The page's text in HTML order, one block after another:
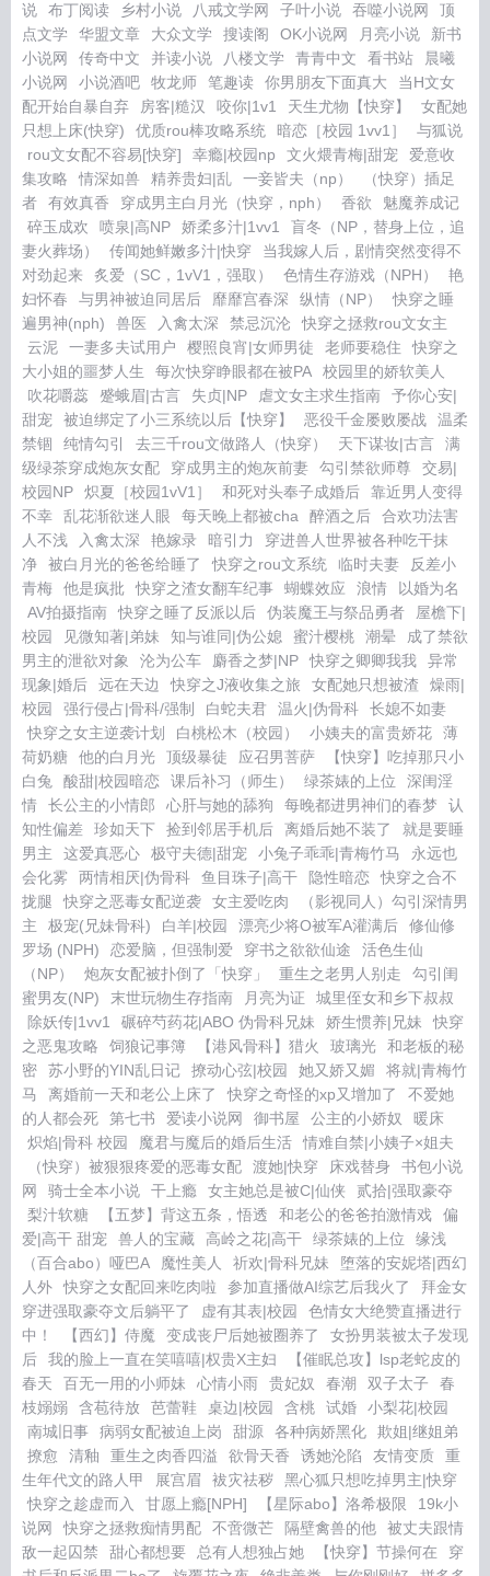
说
布丁阅读 乡村小说 八戒文学网 子叶小说 吞噬小说网
顶
点文学
华盟文章 大众文学 搜读阁 OK小说网 月亮小说
新书
小说网
传奇中文 并读小说 八楼文学 青青中文 看书站
晨曦
小说网
小说酒吧 牧龙师 笔趣读 你男朋友下面真大
当H文女
配开始自暴自弃
房客|糙汉 咬你|1v1 天生尤物【快穿】
女配她
只想上床(快穿)
优质rou棒攻略系统 暗恋［校园 1vv1］
与狐说
rou文女配不容易[快穿]
幸瘾|校园np 文火煨青梅|甜宠
爱意收
集攻略
情深如兽 精养贵妇|乱 一妾皆夫（np）
（快穿）插足
者
有效真香 穿成男主白月光（快穿，nph） 香欲
魅魔养成记
碎玉成欢
喷泉|高NP 娇柔多汁|1vv1
盲冬（NP，替身上位，追
妻火葬场）
传闻她鲜嫩多汁|快穿
当我嫁人后，剧情突然变得不
对劲起来
炙爱（SC，1vV1，强取） 色情生存游戏（NPH）
艳
妇怀春
与男神被迫同居后 靡靡宫春深 纵情（NP）
快穿之睡
遍男神(nph)
兽医 入禽太深 禁忌沉沦
快穿之拯救rou文女主
云泥
一妻多夫试用户 樱照良宵|女师男徒 老师要稳住
快穿之
大小姐的噩梦人生
每次快穿睁眼都在被PA
校园里的娇软美人
吹花嚼蕊
蹙蛾眉|古言 失贞|NP 虐文女主求生指南
予你心安|
甜宠
被迫绑定了小三系统以后【快穿】 恶役千金屡败屡战
温柔
禁锢
纯情勾引 去三千rou文做路人（快穿） 天下谋妆|古言
满
级绿茶穿成炮灰女配
穿成男主的炮灰前妻 勾引禁欲师尊
交易|
校园NP
炽夏［校园1vV1］ 和死对头奉子成婚后
靠近男人变得
不幸
乱花渐欲迷人眼 每天晚上都被cha 醉酒之后
合欢功法害
人不浅
入禽太深 艳嫁录 暗引力
穿进兽人世界被各种吃干抹
净
被白月光的爸爸给睡了 快穿之rou文系统 临时夫妻
反差小
青梅
他是疯批 快穿之渣女翻车纪事 蝴蝶效应 浪情
以婚为名
AV拍摄指南
快穿之睡了反派以后 伪装魔王与祭品勇者
屋檐下|
校园
见微知著|弟妹 知与谁同|伪公媳 蜜汁樱桃 潮晕
成了禁欲
男主的泄欲对象
沦为公车 麝香之梦|NP 快穿之卿卿我我
异常
现象|婚后
远在天边 快穿之J液收集之旅 女配她只想被渣
燥雨|
校园
强行侵占|骨科/强制 白蛇夫君 温火|伪骨科
长媳不如妻
快穿之女主逆袭计划
白桃松木（校园） 小姨夫的富贵娇花
薄
荷奶糖
他的白月光 顶级暴徒 应召男菩萨
【快穿】吃掉那只小
白兔
酸甜|校园暗恋 课后补习（师生） 绿茶婊的上位
深闺淫
情
长公主的小情郎 心肝与她的舔狗 每晚都进男神们的春梦
认
知性偏差
珍如天下 捡到邻居手机后 离婚后她不装了
就是要睡
男主
这爱真恶心 极守夫德|甜宠 小兔子乖乖|青梅竹马
永远也
会化雾
两情相厌|伪骨科 鱼目珠子|高干 隐性暗恋
快穿之合不
拢腿
快穿之恶毒女配逆袭 女主爱吃肉
（影视同人）勾引深情男
主
极宠(兄妹骨科) 白羊|校园 漂亮少将O被军A灌满后
修仙修
罗场 (NPH)
恋爱脑，但强制爱 穿书之欲欲仙途
活色生仙
（NP）
炮灰女配被扑倒了「快穿」 重生之老男人别走
勾引闺
蜜男友(NP)
末世玩物生存指南 月亮为证
城里侄女和乡下叔叔
除妖传|1vv1
碾碎芍药花|ABO 伪骨科兄妹 娇生惯养|兄妹
快穿
之恶鬼攻略
饲狼记事簿 【港风骨科】猎火 玻璃光
和老板的秘
密
苏小野的YIN乱日记 撩动心弦|校园 她又娇又媚
将就|青梅竹
马
离婚前一天和老公上床了 快穿之奇怪的xp又增加了
不爱她
的人都会死
第七书 爱读小说网 御书屋 公主的小娇奴
暖床
炽焰|骨科 校园
魔君与魔后的婚后生活
情难自禁|小姨子×姐夫
（快穿）被狠狠疼爱的恶毒女配
渡她|快穿 床戏替身
书包小说
网
骑士全本小说 干上瘾 女主她总是被C|仙侠
贰拾|强取豪夺
梨汁软糖
【五梦】背这五条，悟透 和老公的爸爸拍激情戏
偏
爱|高干 甜宠
兽人的宝藏 高岭之花|高干 绿茶婊的上位
缘浅
（百合abo）哑巴A
魔性美人 祈欢|骨科兄妹
堕落的安妮塔|西幻
人外
快穿之女配回来吃肉啦 参加直播做AI综艺后我火了
拜金女
穿进强取豪夺文后躺平了
虚有其表|校园
色情女大绝赞直播进行
中！
【西幻】侍魔 变成丧尸后她被圈养了
女扮男装被太子发现
后
我的脸上一直在笑嘻嘻|权贵X主妇
【催眠总攻】lsp老蛇皮的
春天
百无一用的小师妹 心情小雨 贵妃奴 春潮 双子太子
春
枝嫋嫋
含苞待放 芭蕾鞋 桌边|校园 含桃 试婚
小梨花|校园
南城旧事
病弱女配被迫上岗 甜源 各种病娇黑化
欺姐|继姐弟
撩愈
清釉 重生之肉香四溢 欲骨天香 诱她沦陷 友情变质
重
生年代文的路人甲
展宫眉 袚灾祛秽
黑心狐只想吃掉男主|快穿
快穿之趁虚而入
甘愿上瘾[NPH] 【星际abo】洛希极限
19k小
说网
快穿之拯救痴情男配 不啻微芒 隔壁禽兽的他
被丈夫跟情
敌一起囚禁
甜心都想要 总有人想独占她 【快穿】节操何在
穿